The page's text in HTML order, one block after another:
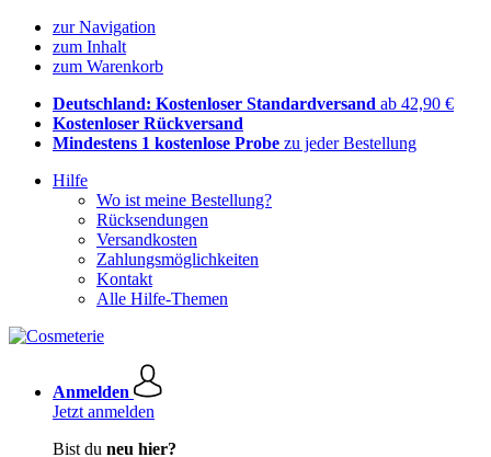
zur Navigation
zum Inhalt
zum Warenkorb
Deutschland: Kostenloser Standardversand ab 42,90 €
Kostenloser Rückversand
Mindestens 1 kostenlose Probe zu jeder Bestellung
Hilfe
Wo ist meine Bestellung?
Rücksendungen
Versandkosten
Zahlungsmöglichkeiten
Kontakt
Alle Hilfe-Themen
Anmelden
Jetzt anmelden
Bist du neu hier?